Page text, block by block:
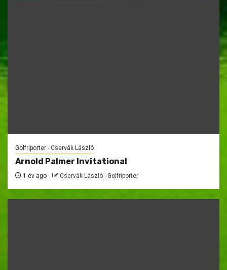
Golfriporter - Cservák László
Arnold Palmer Invitational
1 év ago Cservák László - Golfriporter